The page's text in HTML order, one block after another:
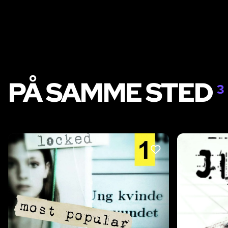
PÅ SAMME STED 3
LIKE